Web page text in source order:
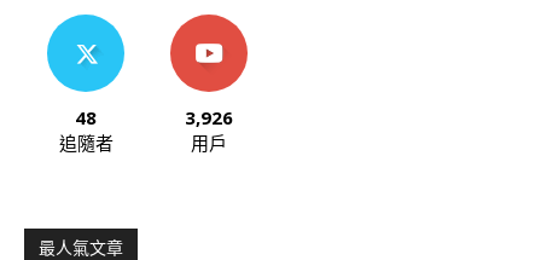
48
追隨者
3,926
用戶
最人氣文章